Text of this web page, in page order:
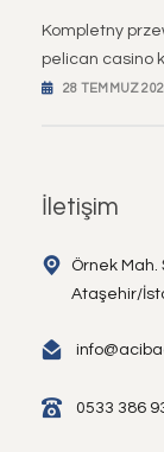
Kompletny
pelican casino
28 TEMMUZ
İletişim
Örnek Mah.
Ataşehir/
0533 386